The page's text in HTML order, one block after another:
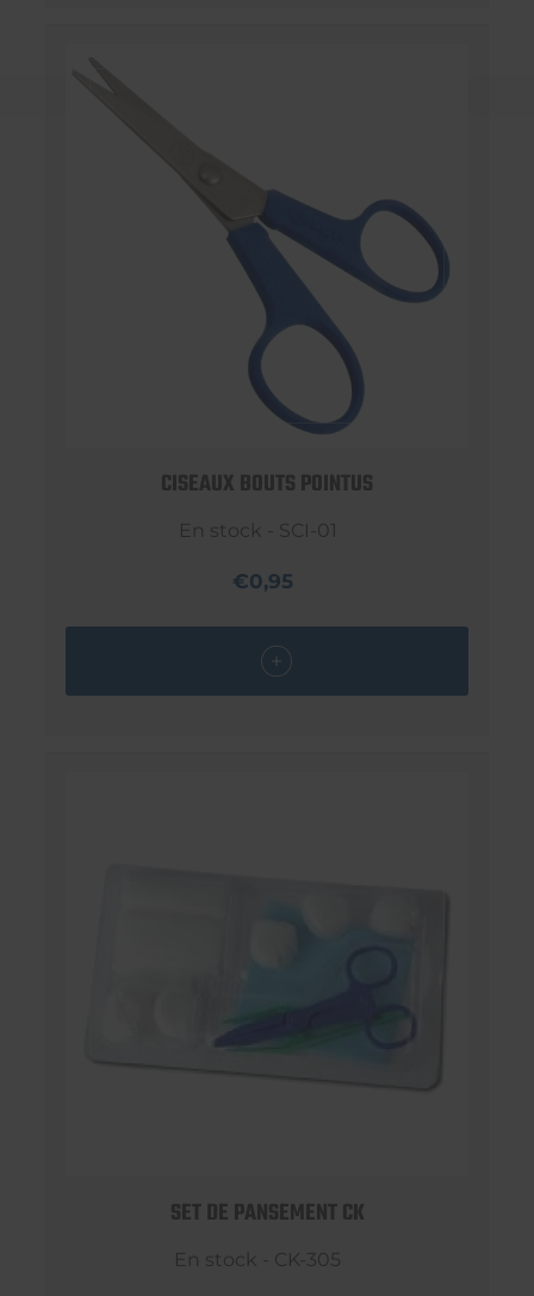
CISEAUX BOUTS POINTUS
En stock - SCI-01
€0,95
SET DE PANSEMENT CK
En stock - CK-305